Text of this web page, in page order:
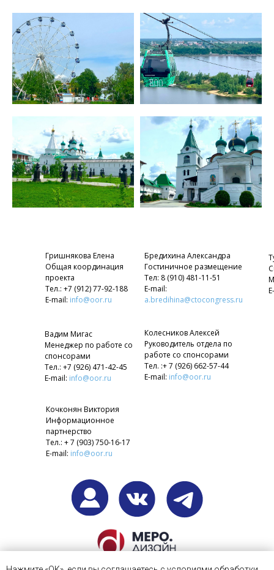
Гришнякова Елена
Общая координация
проекта
Тел.: +7 (912) 77-92-188
E-mail: info@oor.ru
Колесников Алексей
Руководитель отдела по
работе со спонсорами
Тел. :+ 7 (926) 662-57-44
E-mail: info@oor.ru
Кочконян Виктория
Информационное
партнерство
Тел.: + 7 (903) 750-16-17
E-mail: info@oor.ru
Вадим Мигас
Менеджер по работе со
спонсорами
Тел.: +7 (926) 471-42-45
E-mail: info@oor.ru
Бредихина Александра
Гостиничное размещение
Тел: 8 (910) 481-11-51
E-mail:
a.bredihina@ctocongress.ru